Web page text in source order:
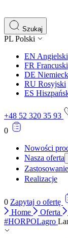
Szukaj
PL Polski
EN Angielski
FR Francuski
DE
RU Rosyjski
ES
+48 52 320 35 93
0
Nowości
Nasza oferta
Realizacje
0 Zapytaj o ofertę
Home
Oferta
#HORPOLagro